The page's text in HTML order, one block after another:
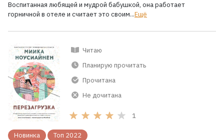
Воспитанная любящей и мудрой бабушкой, она работает
горничной в отеле и считает это своим...Ещё
Читаю
Планирую прочитать
Прочитана
Не дочитана
1
Новинка Топ 2022